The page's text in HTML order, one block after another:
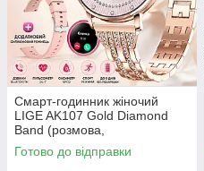
Смарт-годинник жіночий
LIGE AK107 Gold Diamond
Band (розмова,
пульсоксиметр) 2 ремінці
Готово до відправки